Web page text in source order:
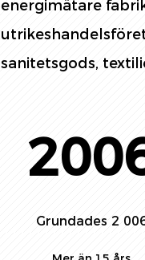
energimätare
sanitetsgods,
Grundades 2